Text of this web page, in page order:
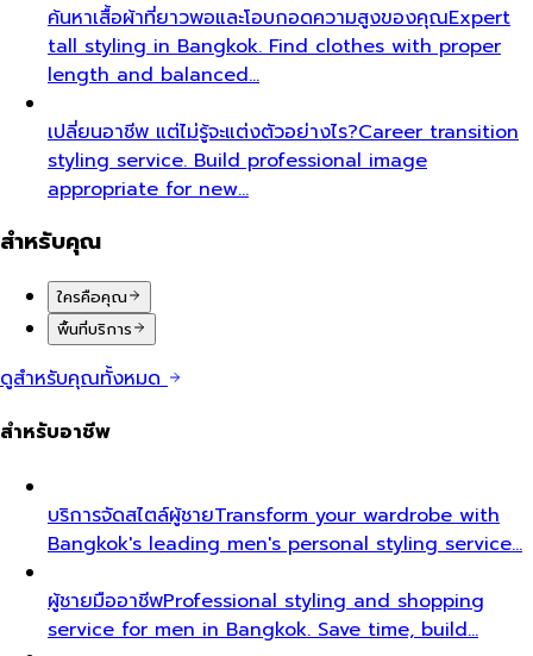
ค้นหาเสื้อผ้าที่ยาวพอและโอบกอดความสูงของคุณExpert
tall styling in Bangkok. Find clothes with proper
length and balanced…
เปลี่ยนอาชีพ แต่ไม่รู้จะแต่งตัวอย่างไร?Career transition
styling service. Build professional image
appropriate for new…
สำหรับคุณ
ใครคือคุณ
พื้นที่บริการ
ดูสำหรับคุณทั้งหมด
สำหรับอาชีพ
บริการจัดสไตล์ผู้ชายTransform your wardrobe with
Bangkok's leading men's personal styling service…
ผู้ชายมืออาชีพProfessional styling and shopping
service for men in Bangkok. Save time, build…